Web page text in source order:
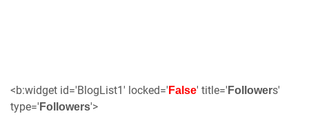
<b:widget id='BlogList1' locked=' False' title=' Followers'
type=' Followers'>